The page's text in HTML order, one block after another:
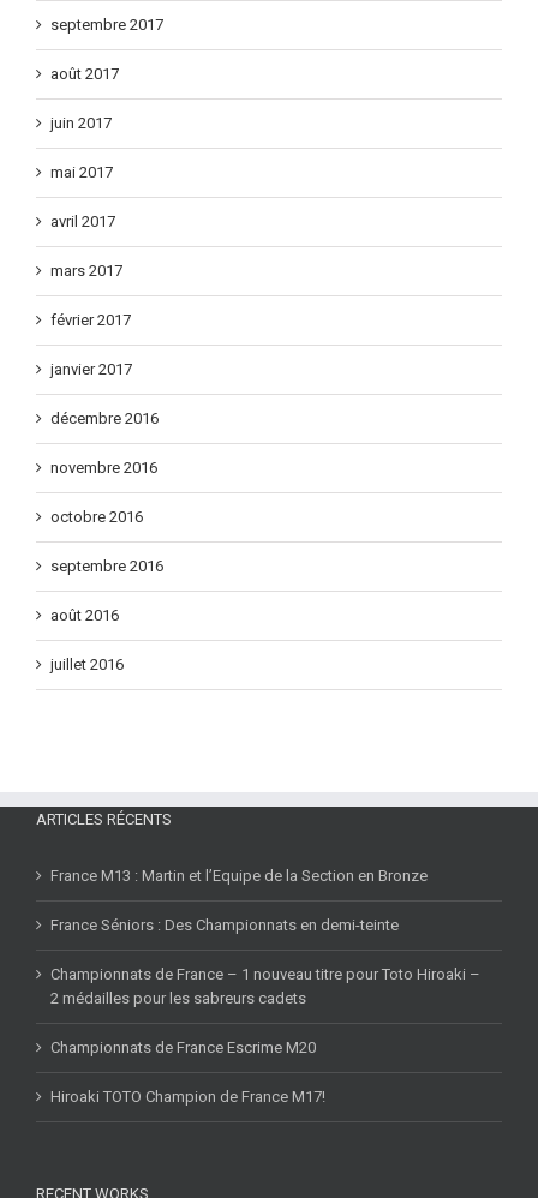
septembre 2017
août 2017
juin 2017
mai 2017
avril 2017
mars 2017
février 2017
janvier 2017
décembre 2016
novembre 2016
octobre 2016
septembre 2016
août 2016
juillet 2016
ARTICLES RÉCENTS
France M13 : Martin et l’Equipe de la Section en Bronze
France Séniors : Des Championnats en demi-teinte
Championnats de France – 1 nouveau titre pour Toto Hiroaki –
2 médailles pour les sabreurs cadets
Championnats de France Escrime M20
Hiroaki TOTO Champion de France M17!
RECENT WORKS